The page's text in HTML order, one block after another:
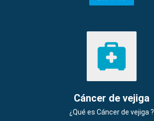
Cáncer de vejiga
¿Qué es Cáncer de vejiga ?